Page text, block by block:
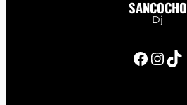
SANCOCHO
Dj
Facebook InstagramTikTok